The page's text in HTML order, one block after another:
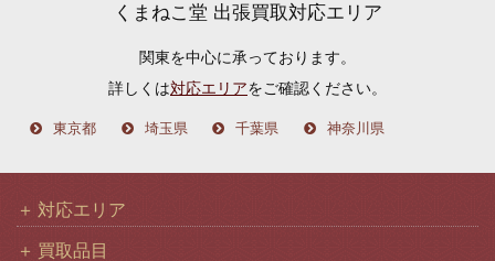
くまねこ堂 出張買取対応エリア
関東を中心に承っております。
詳しくは対応エリアをご確認ください。
東京都 埼玉県 千葉県 神奈川県
対応エリア
買取品目